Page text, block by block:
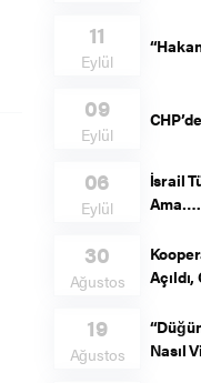
11
Eylül
09
Eylül
06
Eylül
İsrail
Ama….
30
Ağustos
19
Ağustos
Nasıl